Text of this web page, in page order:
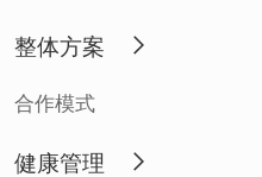
整体方案
合作模式
健康管理